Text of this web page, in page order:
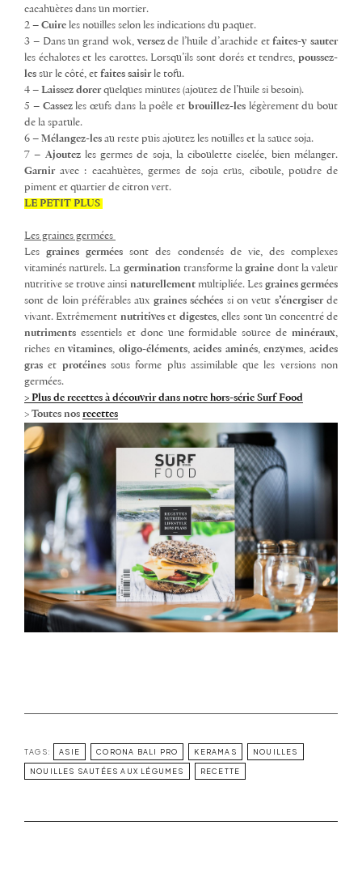
cacahuètes dans un mortier.
2 – Cuire les nouilles selon les indications du paquet.
3 – Dans un grand wok, versezde l’huile d’arachide etfaites-y sauter
les échalotes et les carottes. Lorsqu’ils sont dorés et tendres, poussez-
les sur le côté, et faites saisirle tofu.
4 – Laissez dorerquelques minutes (ajoutez de l’huile si besoin).
5 – Cassezles œufs dans la poêle et brouillez-leslégèrement du bout
de la spatule.
6 – Mélangez-les au reste puis ajoutez les nouilles et la sauce soja.
7 – Ajoutezles germes de soja, la ciboulette ciselée, bien mélanger.
Garniravec : cacahuètes, germes de soja crus, ciboule, poudre de
piment et quartier de citron vert.
LE PETIT PLUS
Les graines germées
Lesgraines germées sont des condensés de vie, des complexes
vitaminés naturels. La germination transforme lagraine dont la valeur
nutritive se trouve ainsi naturellementmultipliée. Les graines germées
sont de loin préférables aux graines séchées si on veut s’énergiserde
vivant. Extrêmement nutritiveset digestes, elles sont un concentré de
nutriments essentiels et donc une formidable source de minéraux,
riches envitamines, oligo-éléments,acides aminés,enzymes,acides
gras et protéinessous forme plus assimilable que les versions non
germées.
> Plus de recettes à découvrir dans notre hors-série Surf Food
> Toutes nos recettes
TAGS: ASIE CORONA BALI PRO KERAMAS NOUILLES
NOUILLES SAUTÉES AUX LÉGUMES RECETTE